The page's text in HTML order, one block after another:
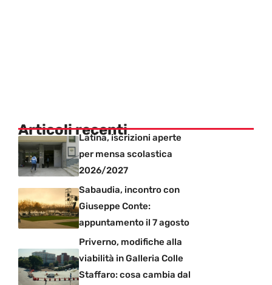
Articoli recentiLatina, iscrizioni aperte
per mensa scolastica
2026/2027
Sabaudia, incontro con
Giuseppe Conte:
appuntamento il 7 agosto
Priverno, modifiche alla
viabilità in Galleria Colle
Staffaro: cosa cambia dal